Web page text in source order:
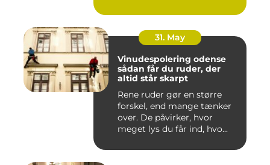
31. May
Vinudespolering odense
sådan får du ruder, der
altid står skarpt
Rene ruder gør en større
forskel, end mange tænker
over. De påvirker, hvor
meget lys du får ind, hvo...